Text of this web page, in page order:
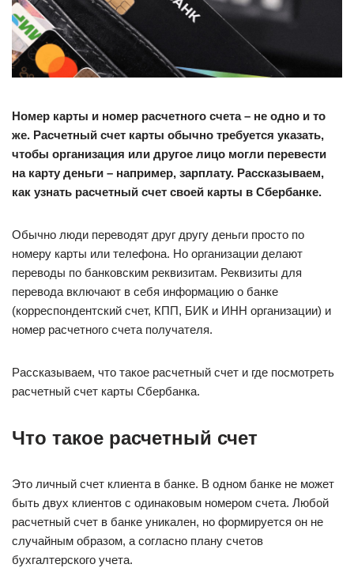
Номер карты и номер расчетного счета – не одно и то
же. Расчетный счет карты обычно требуется указать,
чтобы организация или другое лицо могли перевести
на карту деньги – например, зарплату. Рассказываем,
как узнать расчетный счет своей карты в Сбербанке.
Обычно люди переводят друг другу деньги просто по
номеру карты или телефона. Но организации делают
переводы по банковским реквизитам. Реквизиты для
перевода включают в себя информацию о банке
(корреспондентский счет, КПП, БИК и ИНН организации) и
номер расчетного счета получателя.
Рассказываем, что такое расчетный счет и где посмотреть
расчетный счет карты Сбербанка.
Что такое расчетный счет
Это личный счет клиента в банке. В одном банке не может
быть двух клиентов с одинаковым номером счета. Любой
расчетный счет в банке уникален, но формируется он не
случайным образом, а согласно плану счетов
бухгалтерского учета.